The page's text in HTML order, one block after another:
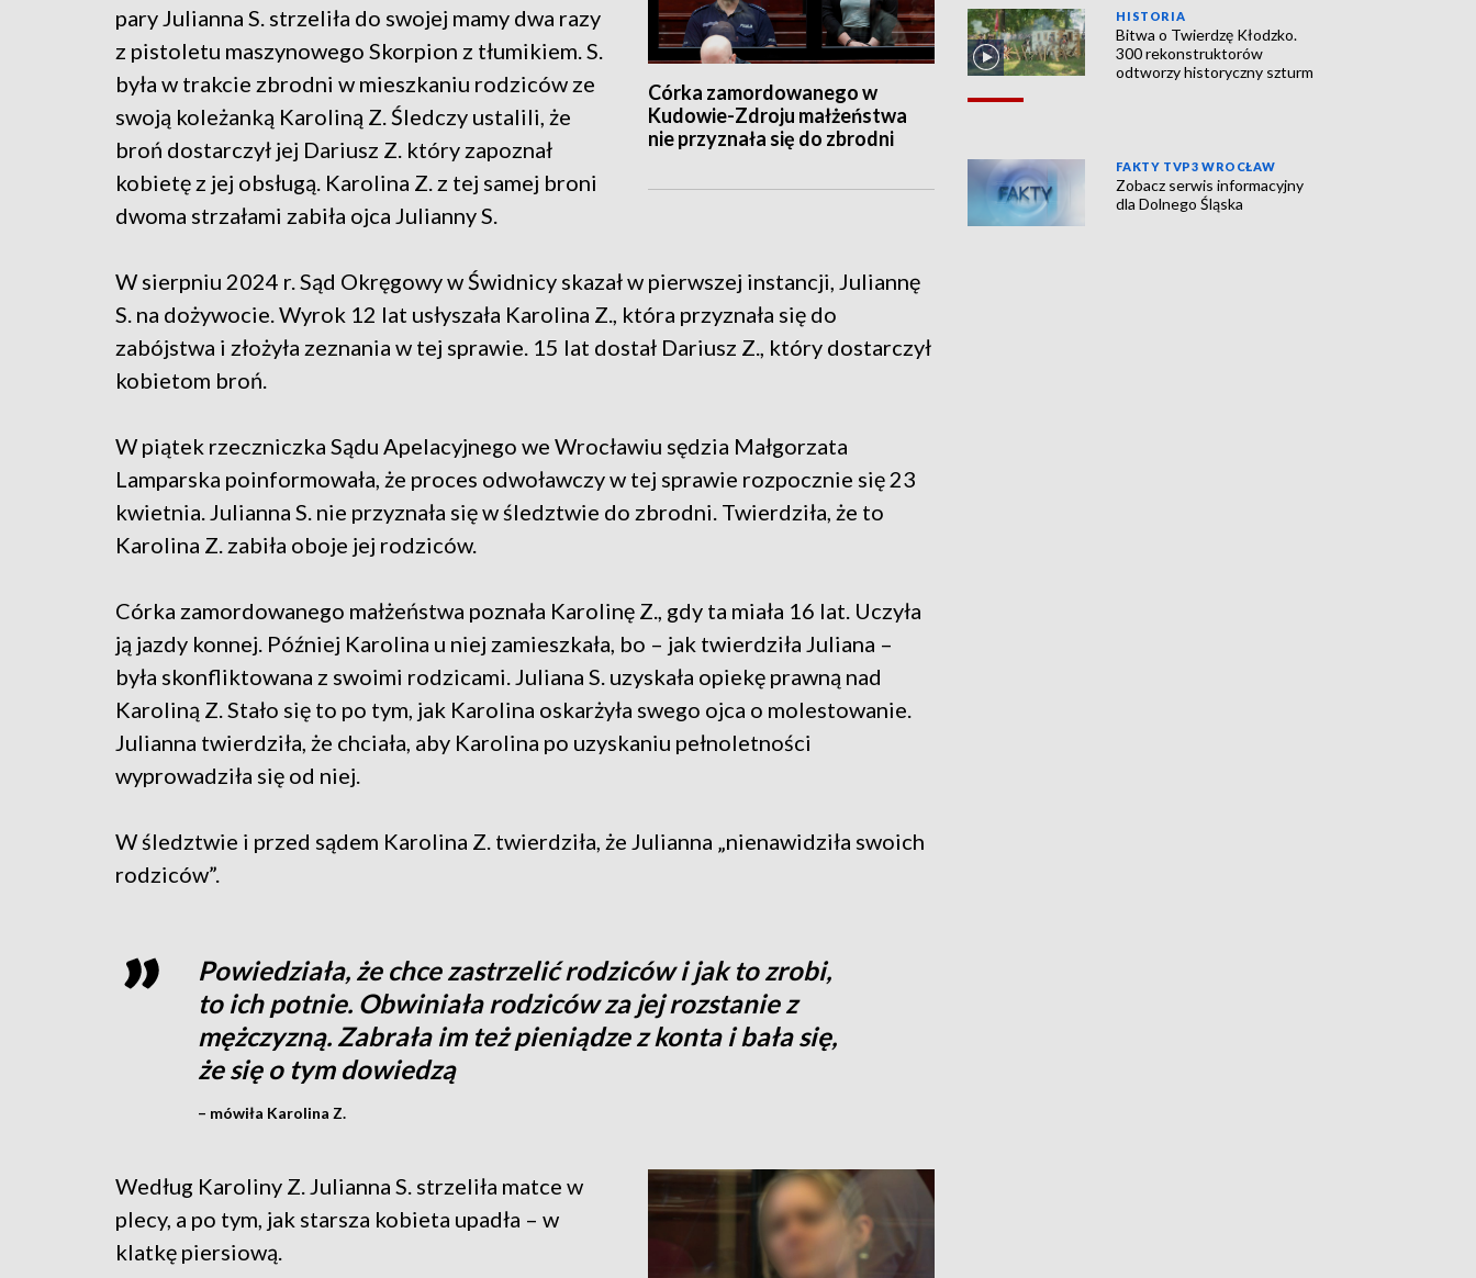
Córka zamordowanego w
Kudowie-Zdroju małżeństwa
nie przyznała się do zbrodni
pary Julianna S. strzeliła do swojej mamy dwa razy
z pistoletu maszynowego Skorpion z tłumikiem. S.
była w trakcie zbrodni w mieszkaniu rodziców ze
swoją koleżanką Karoliną Z. Śledczy ustalili, że
broń dostarczył jej Dariusz Z. który zapoznał
kobietę z jej obsługą. Karolina Z. z tej samej broni
dwoma strzałami zabiła ojca Julianny S.
W sierpniu 2024 r. Sąd Okręgowy w Świdnicy skazał w pierwszej instancji, Juliannę
S. na dożywocie. Wyrok 12 lat usłyszała Karolina Z., która przyznała się do
zabójstwa i złożyła zeznania w tej sprawie. 15 lat dostał Dariusz Z., który dostarczył
kobietom broń.
W piątek rzeczniczka Sądu Apelacyjnego we Wrocławiu sędzia Małgorzata
Lamparska poinformowała, że proces odwoławczy w tej sprawie rozpocznie się 23
kwietnia. Julianna S. nie przyznała się w śledztwie do zbrodni. Twierdziła, że to
Karolina Z. zabiła oboje jej rodziców.
Córka zamordowanego małżeństwa poznała Karolinę Z., gdy ta miała 16 lat. Uczyła
ją jazdy konnej. Później Karolina u niej zamieszkała, bo – jak twierdziła Juliana –
była skonfliktowana z swoimi rodzicami. Juliana S. uzyskała opiekę prawną nad
Karoliną Z. Stało się to po tym, jak Karolina oskarżyła swego ojca o molestowanie.
Julianna twierdziła, że chciała, aby Karolina po uzyskaniu pełnoletności
wyprowadziła się od niej.
W śledztwie i przed sądem Karolina Z. twierdziła, że Julianna „nienawidziła swoich
rodziców”.
Powiedziała, że chce zastrzelić rodziców i jak to zrobi,
to ich potnie. Obwiniała rodziców za jej rozstanie z
mężczyzną. Zabrała im też pieniądze z konta i bała się,
że się o tym dowiedzą
– mówiła Karolina Z.
Według Karoliny Z. Julianna S. strzeliła matce w
plecy, a po tym, jak starsza kobieta upadła – w
klatkę piersiową.
HISTORIA
Bitwa o Twierdzę Kłodzko.
300 rekonstruktorów
odtworzy historyczny szturm
FAKTY TVP3 WROCŁAW
Zobacz serwis informacyjny
dla Dolnego Śląska